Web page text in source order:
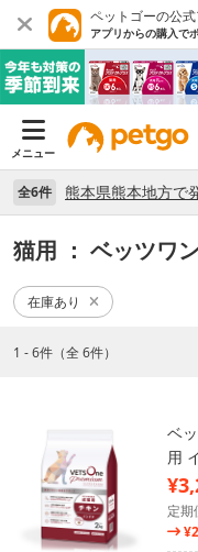
ペットゴーの公式
アプリからの購入で
メニュー
全6件
猫用 ： ベッツワ
在庫あり
1 - 6件（全 6件）
ベ
用
定期